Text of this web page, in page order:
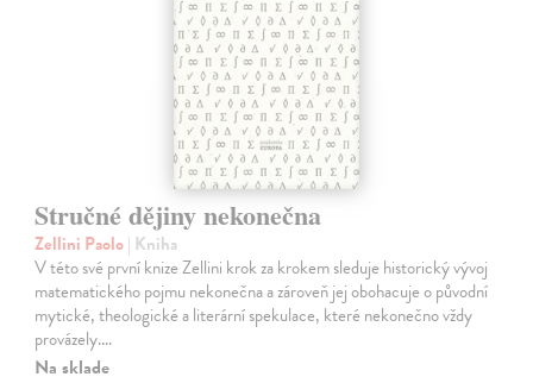
Stručné dějiny nekonečna
Zellini Paolo| Kniha
V této své první knize Zellini krok za krokem sleduje historický vývoj
matematického pojmu nekonečna a zároveň jej obohacuje o původní
mytické, theologické a literární spekulace, které nekonečno vždy
provázely.…
Na sklade